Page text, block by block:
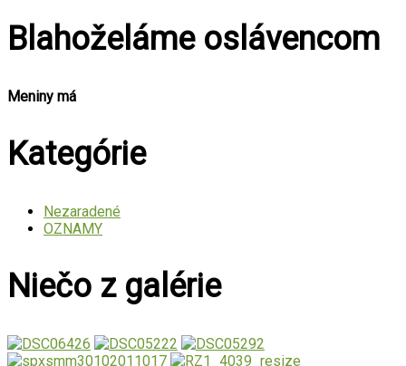
Blahoželáme oslávencom
Meniny má
Kategórie
Nezaradené
OZNAMY
Niečo z galérie